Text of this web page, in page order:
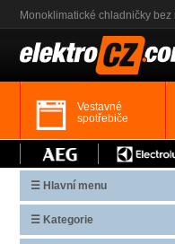
Monoklimatické chladničky bez
Vestavné
spotřebiče
☰ Hlavní menu
☰ Kategorie